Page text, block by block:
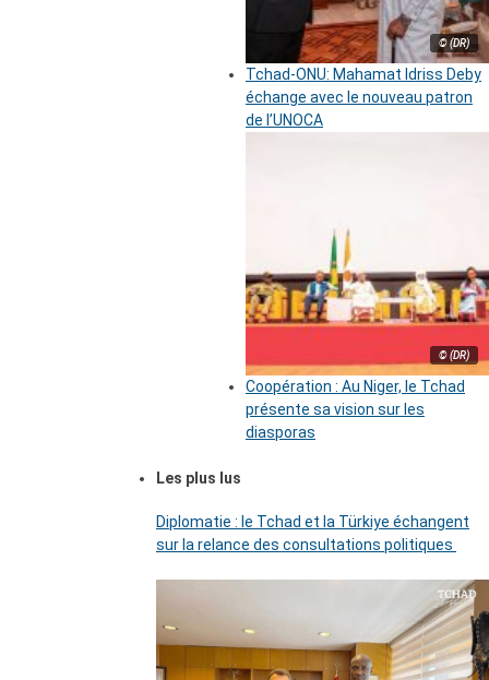
© (DR)
Tchad-ONU: Mahamat Idriss Deby
échange avec le nouveau patron
de l’UNOCA
© (DR)
Coopération : Au Niger, le Tchad
présente sa vision sur les
diasporas
Les plus lus
Diplomatie : le Tchad et la Türkiye échangent
sur la relance des consultations politiques